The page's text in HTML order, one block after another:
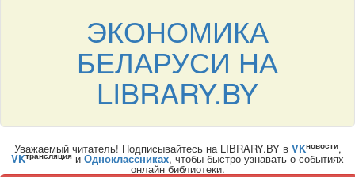
ЭКОНОМИКА
БЕЛАРУСИ НА
LIBRARY.BY
Уважаемый читатель! Подписывайтесь на LIBRARY.BY в VKновости,
VKтрансляция и Одноклассниках, чтобы быстро узнавать о событиях
онлайн библиотеки.